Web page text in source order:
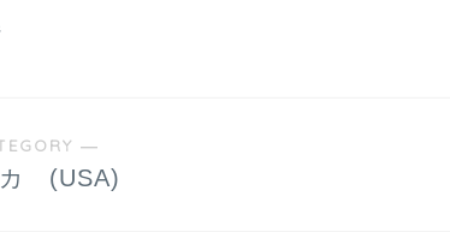
―
カ (USA)